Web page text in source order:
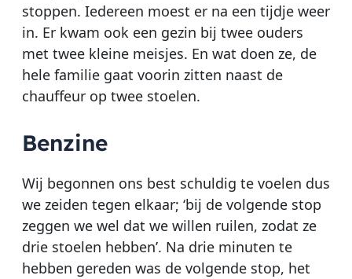
stoppen. Iedereen moest er na een tijdje weer
in. Er kwam ook een gezin bij twee ouders
met twee kleine meisjes. En wat doen ze, de
hele familie gaat voorin zitten naast de
chauffeur op twee stoelen.
Benzine
Wij begonnen ons best schuldig te voelen dus
we zeiden tegen elkaar; ‘bij de volgende stop
zeggen we wel dat we willen ruilen, zodat ze
drie stoelen hebben’. Na drie minuten te
hebben gereden was de volgende stop, het